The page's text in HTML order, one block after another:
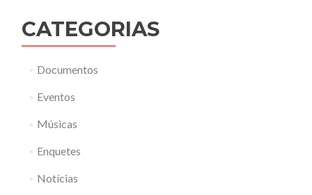
CATEGORIAS
Documentos
Eventos
Músicas
Enquetes
Notícias